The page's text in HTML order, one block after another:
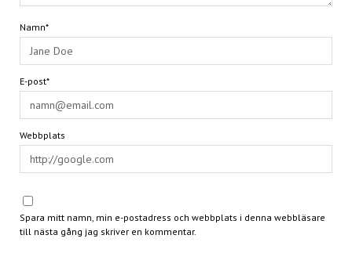
Namn*
E-post*
Webbplats
Spara mitt namn, min e-postadress och webbplats i denna webbläsare
till nästa gång jag skriver en kommentar.